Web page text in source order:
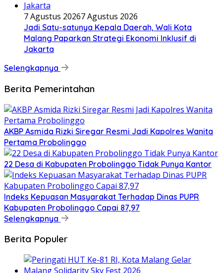
7 Agustus 20267 Agustus 2026
Jadi Satu-satunya Kepala Daerah, Wali Kota
Malang Paparkan Strategi Ekonomi Inklusif di
Jakarta
Selengkapnya
Berita Pemerintahan
AKBP Asmida Rizki Siregar Resmi Jadi Kapolres Wanita
Pertama Probolinggo
22 Desa di Kabupaten Probolinggo Tidak Punya Kantor
Indeks Kepuasan Masyarakat Terhadap Dinas PUPR
Kabupaten Probolinggo Capai 87,97
Selengkapnya
Berita Populer